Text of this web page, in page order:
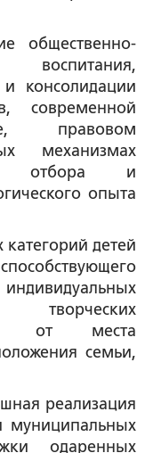
воспитания,
консолидации
современной
правовом
механизмах
отбора и
опыта
детей
творческих
от места
семьи,
реализация
муниципальных
одаренных